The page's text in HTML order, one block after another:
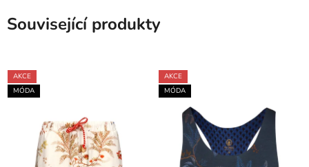
Související produkty
AKCE
MÓDA
AKCE
MÓDA